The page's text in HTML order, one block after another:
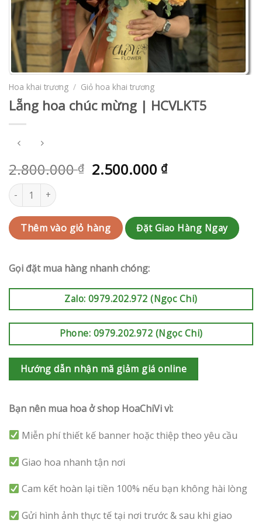
Hoa khai trương / Giỏ hoa khai trương
Lẵng hoa chúc mừng | HCVLKT5
2.800.000₫ 2.500.000 ₫
Lẵng hoa chúc mừng | HCVLKT5 số lượng
Thêm vào giỏ hàng Đặt Giao Hàng Ngay
Gọi đặt mua hàng nhanh chóng:
Zalo: 0979.202.972 (Ngọc Chi)
Phone: 0979.202.972 (Ngọc Chi)
Hướng dẫn nhận mã giảm giá online
Bạn nên mua hoa ở shop HoaChiVi vì:
Miễn phí thiết kế banner hoặc thiệp theo yêu cầu
Giao hoa nhanh tận nơi
Cam kết hoàn lại tiền 100% nếu bạn không hài lòng
Gửi hình ảnh thực tế tại nơi trước & sau khi giao